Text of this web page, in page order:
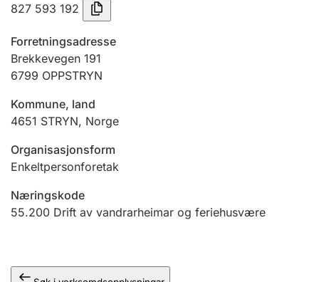
Tinglysing
Jeger
Ektepaktrettleiaren
Andre tema
827 593 192
Forretningsadresse
Brekkevegen 191
6799 OPPSTRYN
Kommune, land
4651 STRYN, Norge
Organisasjonsform
Enkeltpersonforetak
Næringskode
55.200 Drift av vandrarheimar og feriehusvære